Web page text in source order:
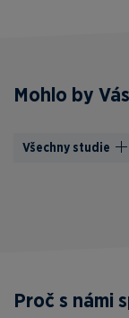
Mohlo by
Všechny studie
Proč s námi